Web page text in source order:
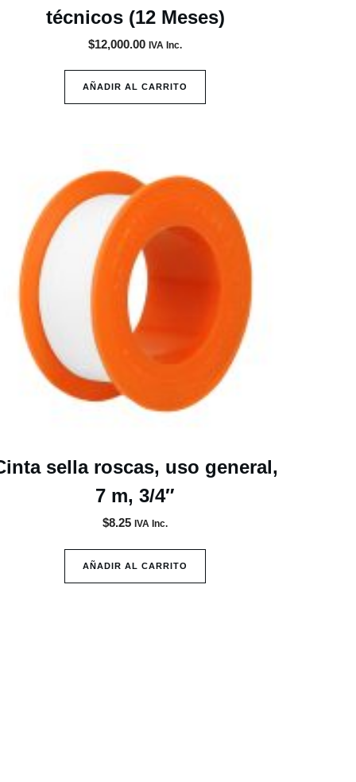
técnicos (12 Meses)
$12,000.00 IVA Inc.
AÑADIR AL CARRITO
sella roscas, uso general,
7 m, 3/4″
$8.25 IVA Inc.
AÑADIR AL CARRITO